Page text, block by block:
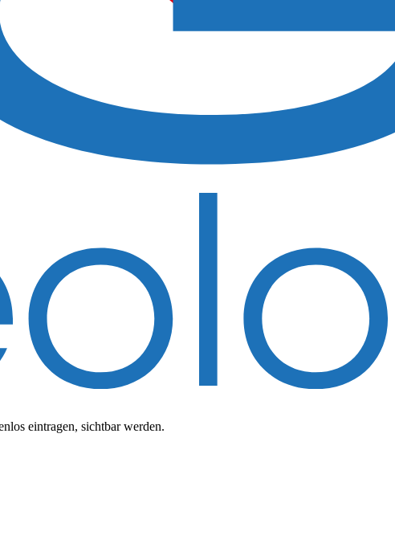
eintragen, sichtbar werden.